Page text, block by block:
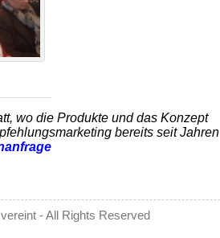
wo die Produkte und das Konzept
bereits seit Jahren
- All Rights Reserved